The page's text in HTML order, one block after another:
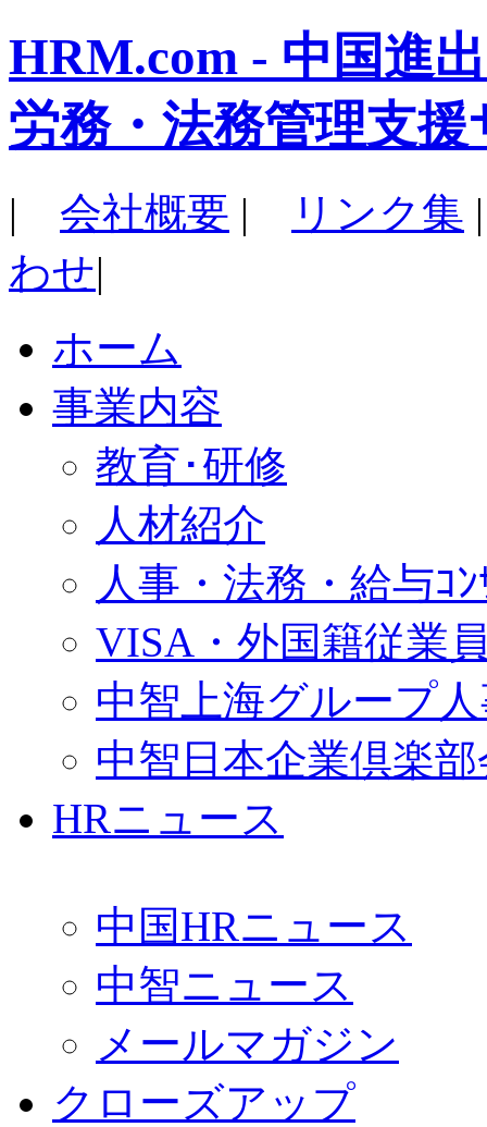
HRM.com - 中国進
労務・法務管理支援
| 会社概要 | リンク集
わせ|
ホーム
事業内容
教育･研修
人材紹介
人事・法務・給与ｺﾝ
VISA・外国籍従業
中智上海グループ
中智日本企業倶楽
HRニュース
中国HRニュース
中智ニュース
メールマガジン
クローズアップ